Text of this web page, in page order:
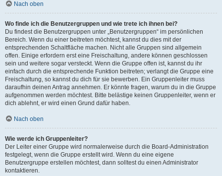
Nach oben
Wo finde ich die Benutzergruppen und wie trete ich ihnen bei?
Du findest die Benutzergruppen unter „Benutzergruppen“ im persönlichen
Bereich. Wenn du einer beitreten möchtest, kannst du dies mit der
entsprechenden Schaltfläche machen. Nicht alle Gruppen sind allgemein
offen. Einige erfordern erst eine Freischaltung, andere können geschlossen
sein und weitere sogar versteckt. Wenn die Gruppe offen ist, kannst du ihr
einfach durch die entsprechende Funktion beitreten; verlangt die Gruppe eine
Freischaltung, so kannst du dich für sie bewerben. Ein Gruppenleiter muss
daraufhin deinen Antrag annehmen. Er könnte fragen, warum du in die Gruppe
aufgenommen werden möchtest. Bitte belästige keinen Gruppenleiter, wenn er
dich ablehnt, er wird einen Grund dafür haben.
Nach oben
Wie werde ich Gruppenleiter?
Der Leiter einer Gruppe wird normalerweise durch die Board-Administration
festgelegt, wenn die Gruppe erstellt wird. Wenn du eine eigene
Benutzergruppe erstellen möchtest, dann solltest du einen Administrator
kontaktieren.